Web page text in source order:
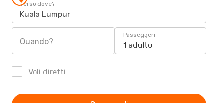
Verso dove?
Kuala Lumpur
Quando?
Passeggeri
1 adulto
Voli diretti